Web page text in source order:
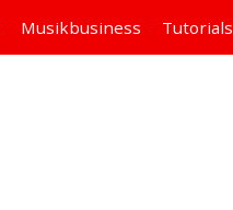
Musikbusiness Tutorials